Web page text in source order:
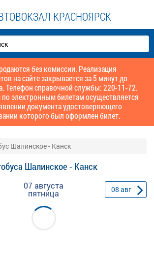
КРАСНОЯРСК
без комиссии. Реализация
на сайте закрывается за 5 минут до
Телефон справочной службы: 220-11-72.
по электронным билетам осуществляется
документа удостоверяющего
которого был оформлен билет.
Шалинское - Канск
Шалинское - Канск
07 августа
пятница 08 авг